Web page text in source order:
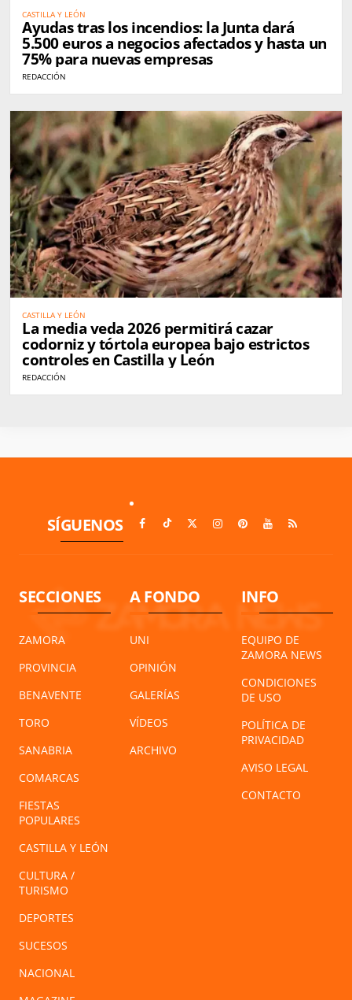
CASTILLA Y LEÓN
Ayudas tras los incendios: la Junta dará
5.500 euros a negocios afectados y hasta un
75% para nuevas empresas
REDACCIÓN
CASTILLA Y LEÓN
La media veda 2026 permitirá cazar
codorniz y tórtola europea bajo estrictos
controles en Castilla y León
REDACCIÓN
SÍGUENOS
SECCIONES
ZAMORA
PROVINCIA
BENAVENTE
TORO
SANABRIA
COMARCAS
FIESTAS
POPULARES
CASTILLA Y LEÓN
CULTURA /
TURISMO
DEPORTES
SUCESOS
NACIONAL
A FONDO
UNI
OPINIÓN
GALERÍAS
VÍDEOS
ARCHIVO
INFO
EQUIPO DE
ZAMORA NEWS
CONDICIONES
DE USO
POLÍTICA DE
PRIVACIDAD
AVISO LEGAL
CONTACTO